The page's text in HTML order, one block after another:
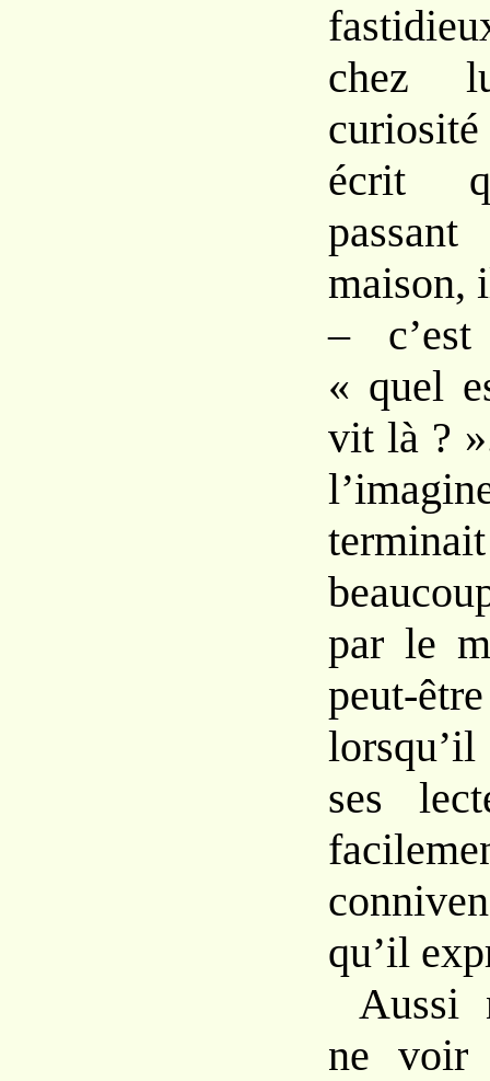
chez
écrit
maison,
–
« quel
vit là ?
par le
peut-
ses
qu’il
Aussi
ne voir